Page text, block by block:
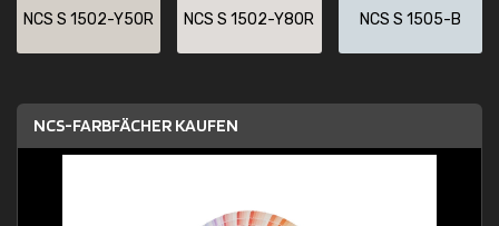
NCS S 1502-Y50R NCS S 1502-Y80R NCS S 1505-B
NCS-FARBFÄCHER KAUFEN